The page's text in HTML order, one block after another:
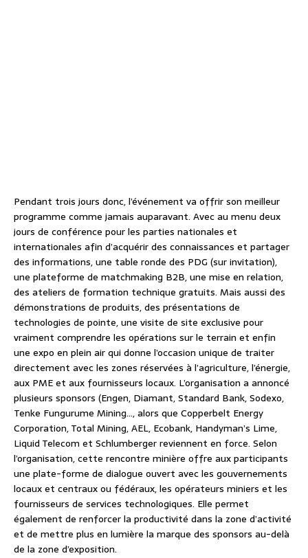
Pendant trois jours donc, l’événement va offrir son meilleur
programme comme jamais auparavant. Avec au menu deux
jours de conférence pour les parties nationales et
internationales afin d’acquérir des connaissances et partager
des informations, une table ronde des PDG (sur invitation),
une plateforme de matchmaking B2B, une mise en relation,
des ateliers de formation technique gratuits. Mais aussi des
démonstrations de produits, des présentations de
technologies de pointe, une visite de site exclusive pour
vraiment comprendre les opérations sur le terrain et enfin
une expo en plein air qui donne l’occasion unique de traiter
directement avec les zones réservées à l’agriculture, l’énergie,
aux PME et aux fournisseurs locaux. L’organisation a annoncé
plusieurs sponsors (Engen, Diamant, Standard Bank, Sodexo,
Tenke Fungurume Mining…, alors que Copperbelt Energy
Corporation, Total Mining, AEL, Ecobank, Handyman’s Lime,
Liquid Telecom et Schlumberger reviennent en force. Selon
l’organisation, cette rencontre minière offre aux participants
une plate-forme de dialogue ouvert avec les gouvernements
locaux et centraux ou fédéraux, les opérateurs miniers et les
fournisseurs de services technologiques. Elle permet
également de renforcer la productivité dans la zone d’activité
et de mettre plus en lumière la marque des sponsors au-delà
de la zone d’exposition.